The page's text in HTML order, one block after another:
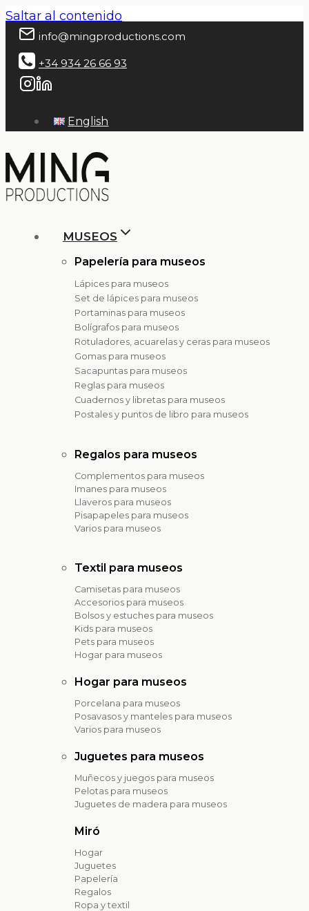
Saltar al contenido
info@mingproductions.com
+34 934 26 66 93
English
MUSEOS
Papelería para museos
Lápices para museos
Set de lápices para museos
Portaminas para museos
Bolígrafos para museos
Rotuladores, acuarelas y ceras para museos
Gomas para museos
Sacapuntas para museos
Reglas para museos
Cuadernos y libretas para museos
Postales y puntos de libro para museos
Regalos para museos
Complementos para museos
Imanes para museos
Llaveros para museos
Pisapapeles para museos
Varios para museos
Textil para museos
Camisetas para museos
Accesorios para museos
Bolsos y estuches para museos
Kids para museos
Pets para museos
Hogar para museos
Hogar para museos
Porcelana para museos
Posavasos y manteles para museos
Varios para museos
Juguetes para museos
Muñecos y juegos para museos
Pelotas para museos
Juguetes de madera para museos
Miró
Hogar
Juguetes
Papelería
Regalos
Ropa y textil